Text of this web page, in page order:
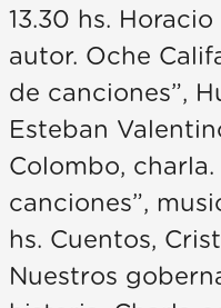
13.30 hs.
autor. Oche
de canciones”,
Esteban
Colombo,
canciones”,
hs. Cuentos,
Nuestros